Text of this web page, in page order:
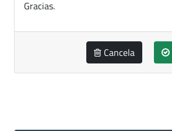
Gracias.
Cancela